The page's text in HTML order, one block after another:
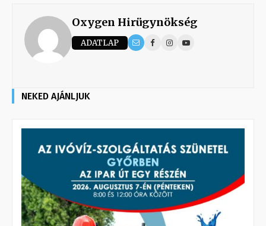
Oxygen Hirügynökség
ADATLAP
NEKED AJÁNLJUK